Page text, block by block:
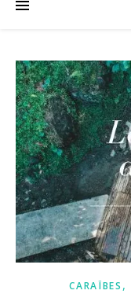
CARAÏBES ,